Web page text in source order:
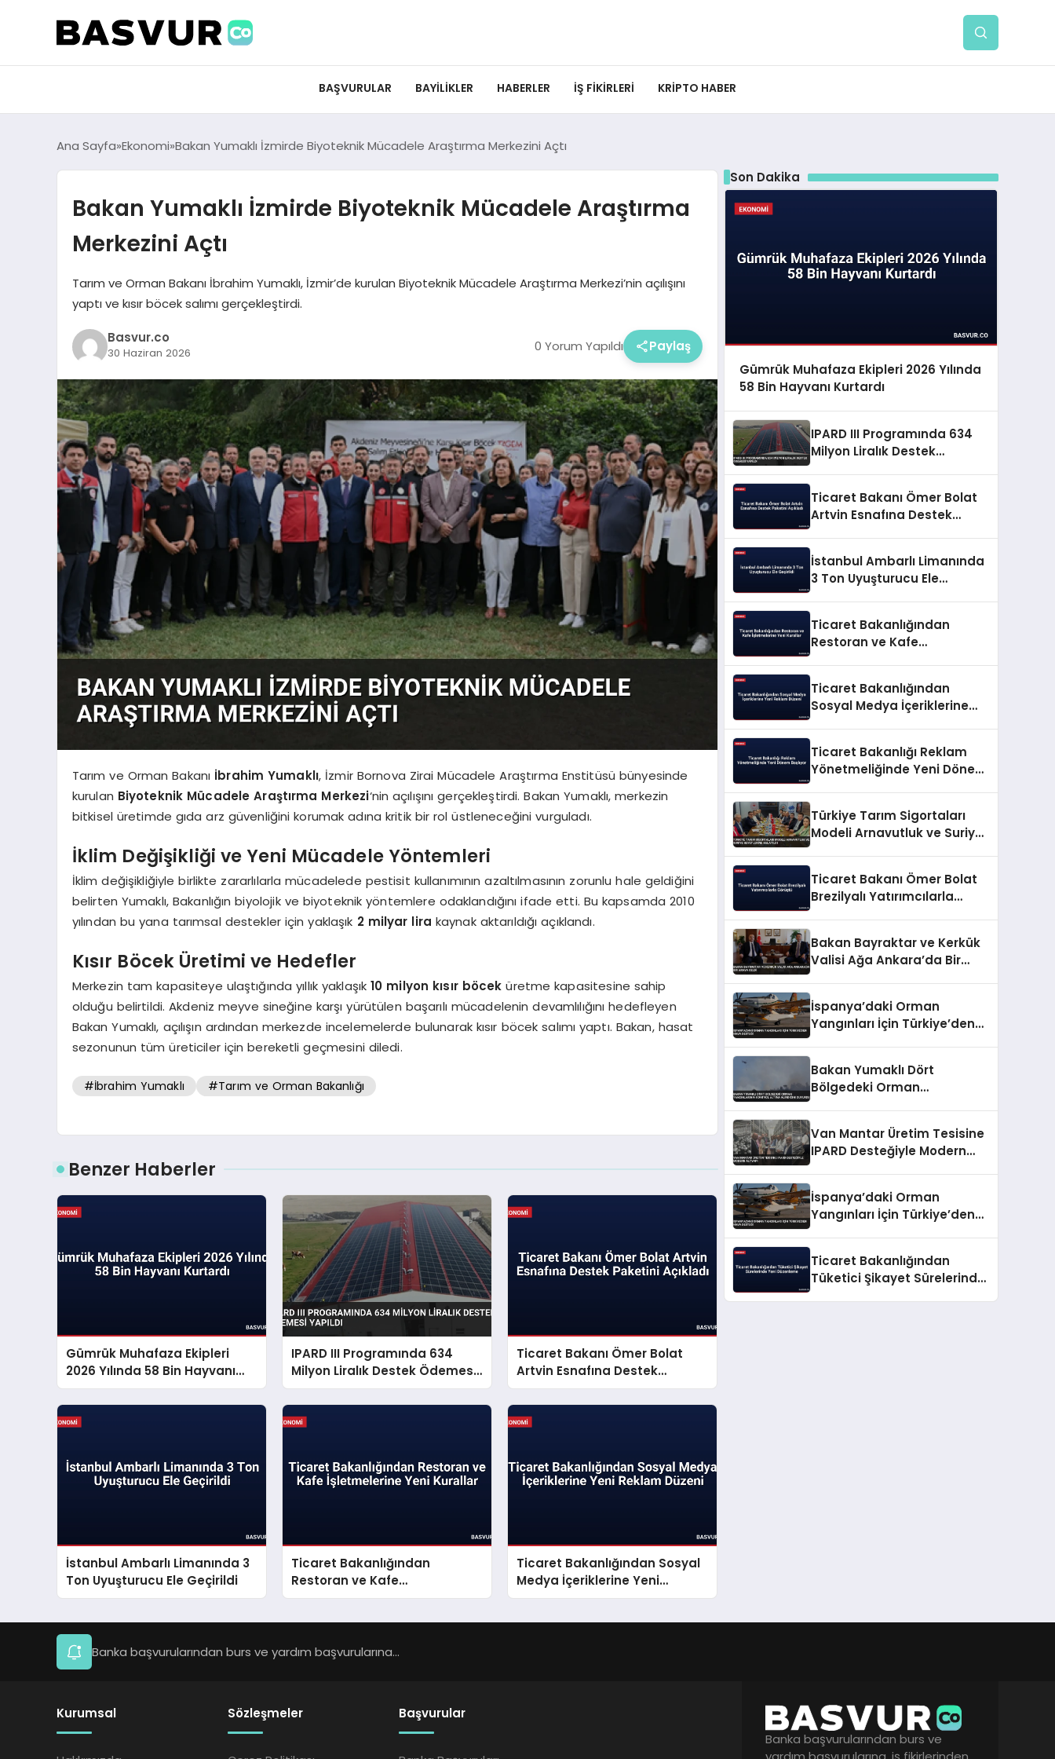
BAŞVURULAR BAYILIKLER HABERLER İŞ FIKIRLERI KRIPTO HABER
Ana Sayfa Ekonomi Bakan Yumaklı İzmirde Biyoteknik Mücadele Araştırma Merkezini Açtı
Bakan Yumaklı İzmirde Biyoteknik Mücadele Araştırma
Merkezini Açtı
Tarım ve Orman Bakanı İbrahim Yumaklı, İzmir’de kurulan Biyoteknik Mücadele Araştırma Merkezi’nin açılışını
yaptı ve kısır böcek salımı gerçekleştirdi.
Basvur.co
30 Haziran 2026 0 Yorum Yapıldı Paylaş
Tarım ve Orman Bakanı İbrahim Yumaklı, İzmir Bornova Zirai Mücadele Araştırma Enstitüsü bünyesinde
kurulan Biyoteknik Mücadele Araştırma Merkezi‘nin açılışını gerçekleştirdi. Bakan Yumaklı, merkezin
bitkisel üretimde gıda arz güvenliğini korumak adına kritik bir rol üstleneceğini vurguladı.
İklim Değişikliği ve Yeni Mücadele Yöntemleri
İklim değişikliğiyle birlikte zararlılarla mücadelede pestisit kullanımının azaltılmasının zorunlu hale geldiğini
belirten Yumaklı, Bakanlığın biyolojik ve biyoteknik yöntemlere odaklandığını ifade etti. Bu kapsamda 2010
yılından bu yana tarımsal destekler için yaklaşık 2 milyar lira kaynak aktarıldığı açıklandı.
Kısır Böcek Üretimi ve Hedefler
Merkezin tam kapasiteye ulaştığında yıllık yaklaşık10 milyon kısır böcek üretme kapasitesine sahip
olduğu belirtildi. Akdeniz meyve sineğine karşı yürütülen başarılı mücadelenin devamlılığını hedefleyen
Bakan Yumaklı, açılışın ardından merkezde incelemelerde bulunarak kısır böcek salımı yaptı. Bakan, hasat
sezonunun tüm üreticiler için bereketli geçmesini diledi.
#İbrahim Yumaklı #Tarım ve Orman Bakanlığı
Benzer Haberler
Gümrük Muhafaza Ekipleri
2026 Yılında 58 Bin Hayvanı
Kurtardı
IPARD III Programında 634
Milyon Liralık Destek Ödemesi
Yapıldı
Ticaret Bakanı Ömer Bolat
Artvin Esnafına Destek
Paketini Açıkladı
İstanbul Ambarlı Limanında 3
Ton Uyuşturucu Ele Geçirildi
Ticaret Bakanlığından
Restoran ve Kafe
İşletmelerine Yeni Kurallar
Ticaret Bakanlığından Sosyal
Medya İçeriklerine Yeni
Reklam Düzeni
Son Dakika
Gümrük Muhafaza Ekipleri 2026 Yılında
58 Bin Hayvanı Kurtardı
IPARD III Programında 634
Milyon Liralık Destek
Ticaret Bakanı Ömer Bolat
Artvin Esnafına Destek
İstanbul Ambarlı Limanında
3 Ton Uyuşturucu Ele
Ticaret Bakanlığından
Restoran ve Kafe
Ticaret Bakanlığından
Sosyal Medya İçeriklerine
Ticaret Bakanlığı Reklam
Yönetmeliğinde Yeni Dönem
Türkiye Tarım Sigortaları
Modeli Arnavutluk ve Suriye
Ticaret Bakanı Ömer Bolat
Brezilyalı Yatırımcılarla
Bakan Bayraktar ve Kerkük
Valisi Ağa Ankara’da Bir
İspanya’daki Orman
Yangınları İçin Türkiye’den
Bakan Yumaklı Dört
Bölgedeki Orman
Van Mantar Üretim Tesisine
IPARD Desteğiyle Modern
İspanya’daki Orman
Yangınları İçin Türkiye’den
Ticaret Bakanlığından
Tüketici Şikayet Sürelerinde
Banka başvurularından burs ve yardım başvurularına...
Kurumsal Sözleşmeler Başvurular
Banka başvurularından burs ve